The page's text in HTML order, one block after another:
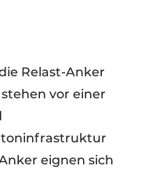
Relast-Anker
vor einer
eignen sich